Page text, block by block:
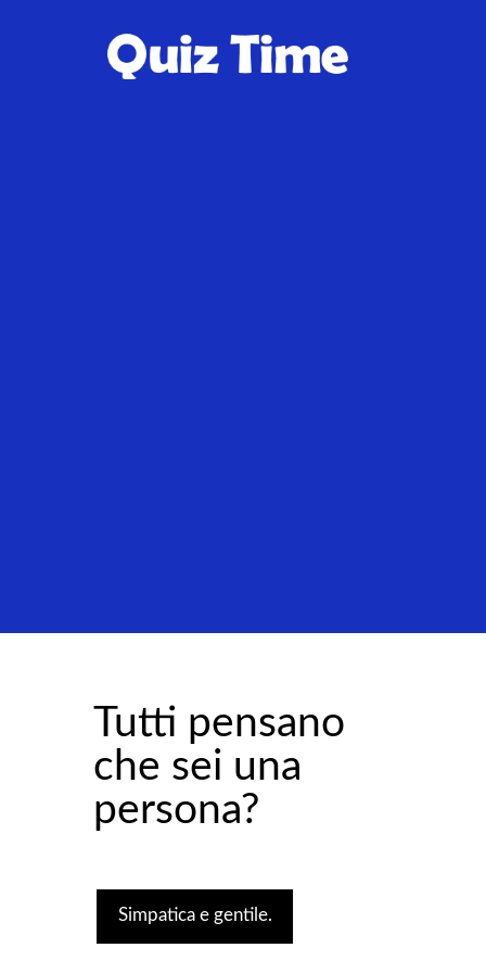
Tutti pensano
che sei una
persona?
Simpatica e gentile.